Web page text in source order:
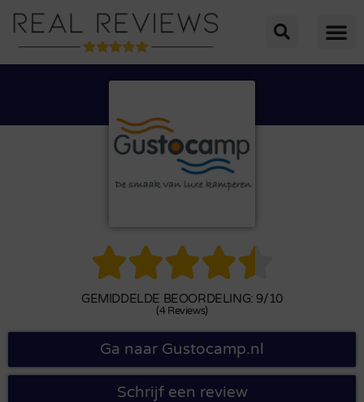

GEMIDDELDE BEOORDELING: 9/10
(4 Reviews)
Ga naar Gustocamp.nl
Schrijf een review